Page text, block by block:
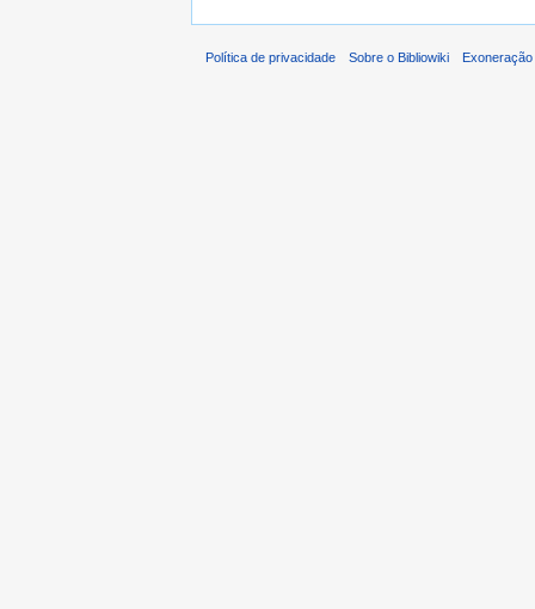
Política de privacidade Sobre o Bibliowiki